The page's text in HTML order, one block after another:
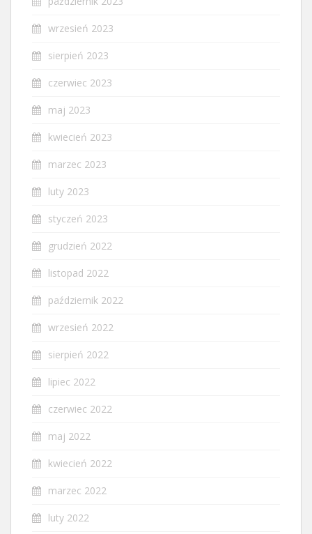
wrzesień 2023
sierpień 2023
czerwiec 2023
maj 2023
kwiecień 2023
marzec 2023
luty 2023
styczeń 2023
grudzień 2022
listopad 2022
październik 2022
wrzesień 2022
sierpień 2022
lipiec 2022
czerwiec 2022
maj 2022
kwiecień 2022
marzec 2022
luty 2022